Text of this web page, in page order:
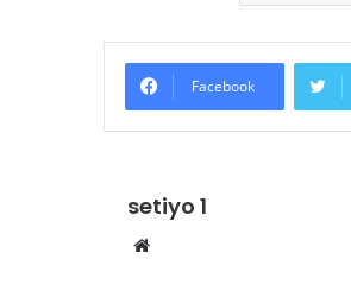
Facebook
setiyo 1
Website